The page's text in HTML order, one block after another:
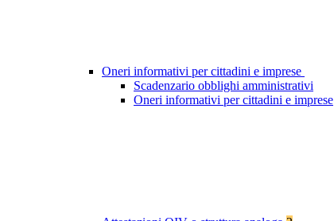
Oneri informativi per cittadini e imprese
Scadenzario obblighi amministrativi
Oneri informativi per cittadini e imprese